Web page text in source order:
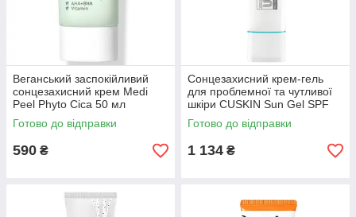
Веганський заспокійливий
сонцезахисний крем Medi
Peel Phyto Cica 50 мл
(821987)
Готово до відправки
590 ₴
Сонцезахисний крем-гель
для проблемної та чутливої
шкіри CUSKIN Sun Gel SPF
50+РА+++,50 мл (220738)
Готово до відправки
1 134 ₴